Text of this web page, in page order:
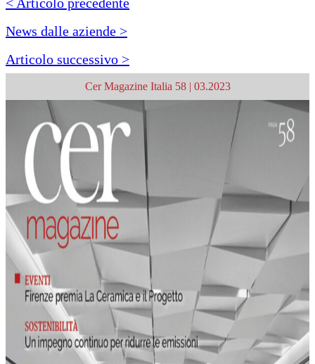
News dalle aziende >
Articolo successivo >
Cer Magazine Italia 58 | 03.2023